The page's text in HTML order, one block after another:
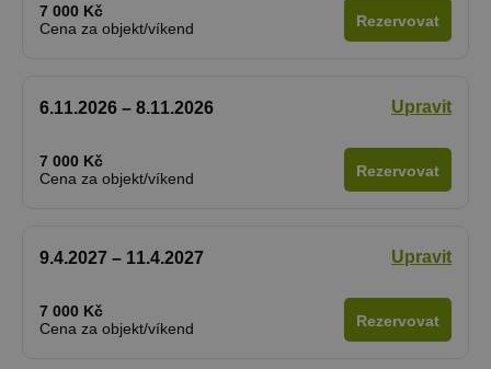
7 000 Kč
Cena za objekt/víkend
Rezervovat
6.11.2026 – 8.11.2026 Upravit
7 000 Kč
Cena za objekt/víkend
Rezervovat
9.4.2027 – 11.4.2027 Upravit
7 000 Kč
Cena za objekt/víkend
Rezervovat